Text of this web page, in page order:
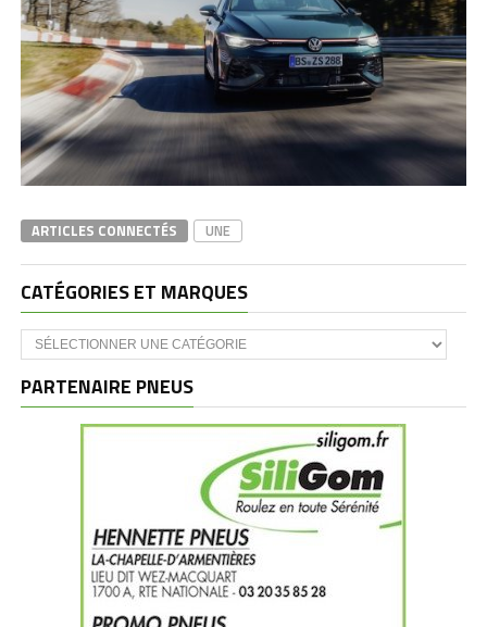
ARTICLES CONNECTÉS UNE
CATÉGORIES ET MARQUES
Catégories
et
PARTENAIRE PNEUS